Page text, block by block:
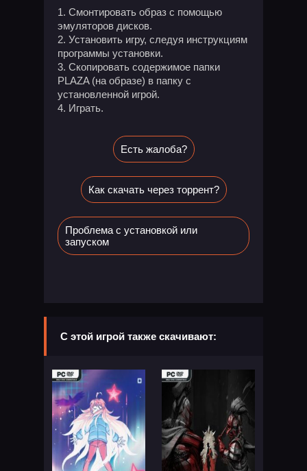
Смонтировать образ с помощью
эмуляторов дисков.
Установить игру, следуя инструкциям
программы установки.
Скопировать содержимое папки
PLAZA (на образе) в папку с
установленной игрой.
Играть.
Есть жалоба?
Как скачать через торрент?
Проблема с установкой или
запуском
С этой игрой также скачивают: